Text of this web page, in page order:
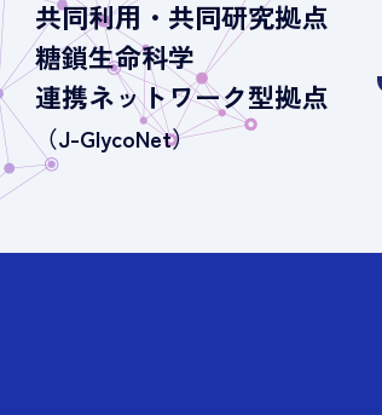
共同利用・共同研究拠点
糖鎖生命科学
連携ネットワーク型拠点
（J-GlycoNet）